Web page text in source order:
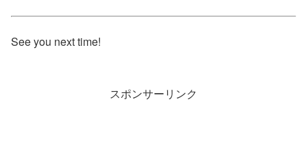
See you next time!
スポンサーリンク